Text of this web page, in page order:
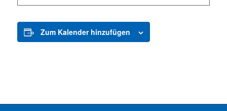
Zum Kalender hinzufügen